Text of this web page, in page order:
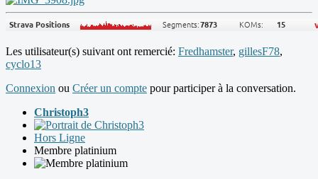
Les utilisateur(s) suivant ont remercié: Fredhamster, gillesF78,
cyclo13
Connexion ou Créer un compte pour participer à la conversation.
Christoph3
Hors Ligne
Membre platinium